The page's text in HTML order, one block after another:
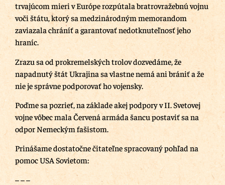
trvajúcom mieri v Európe rozpútala bratrovražebnú vojnu
voči štátu, ktorý sa medzinárodným memorandom
zaviazala chráníť a garantovať nedotknuteľnosť jeho
hraníc.
Zrazu sa od prokremelských trolov dozvedáme, že
napadnutý štát Ukrajina sa vlastne nemá ani brániť a že
nie je správne podporovať ho vojensky.
Poďme sa pozrieť, na základe akej podpory v II. Svetovej
vojne vôbec mala Červená armáda šancu postaviť sa na
odpor Nemeckým fašistom.
Prinášame dostatočne čitateľne spracovaný pohľad na
pomoc USA Sovietom:
– – –